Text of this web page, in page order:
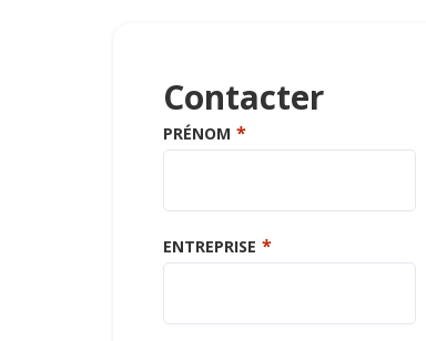
Contacter
PRÉNOM
ENTREPRISE